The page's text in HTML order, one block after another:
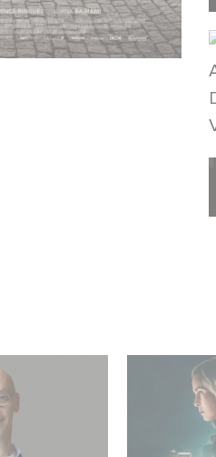
Banco
Top 10 de
no